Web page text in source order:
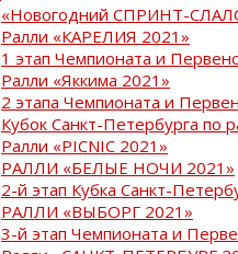
«Новогодний СПРИНТ-
Ралли «КАРЕЛИЯ 2021»
1 этап Чемпионата и
Ралли «Яккима 2021»
2 этапа Чемпионата и
Кубок Санкт-Петербурга по
Ралли «PICNIC 2021»
РАЛЛИ «БЕЛЫЕ НОЧИ 2021»
2-й этап Кубка Санкт-
РАЛЛИ «ВЫБОРГ 2021»
3-й этап Чемпионата и